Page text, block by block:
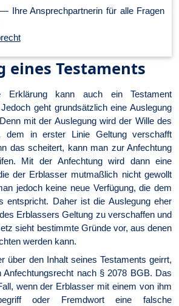
Ihre An­sprech­part­ner­in für alle Fragen
eines Testaments
Erklärung kann auch ein Testament
geht grundsätzlich eine Auslegung
mit der Auslegung wird der Wille des
dem in erster Linie Geltung verschafft
das scheitert, kann man zur Anfechtung
Mit der Anfechtung wird dann eine
der Erblasser mutmaßlich nicht gewollt
jedoch keine neue Verfügung, die dem
entspricht. Daher ist die Auslegung eher
Erblassers Geltung zu verschaffen und
sieht bestimmte Gründe vor, aus denen
werden kann.
über den Inhalt seines Testaments geirrt,
Anfechtungsrecht nach § 2078 BGB. Das
wenn der Erblasser mit einem von ihm
oder Fremdwort eine falsche